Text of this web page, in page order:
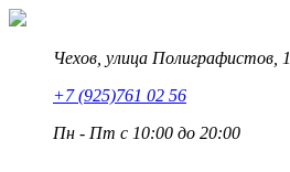
Чехов, улица Полиграфистов, 1
+7 (925)761 02 56
Пн - Пт с 10:00 до 20:00